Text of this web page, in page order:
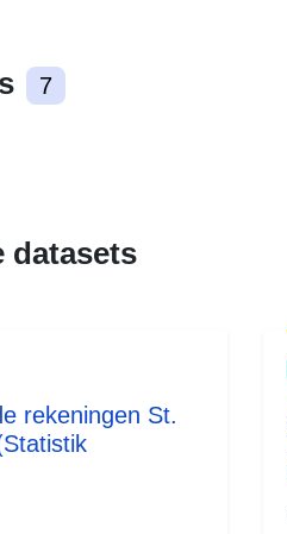
7
datasets
rekeningen St.